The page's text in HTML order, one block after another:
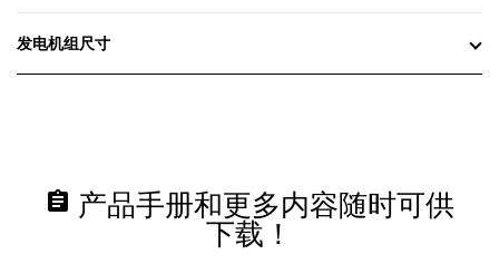
发电机组尺寸
assignment 产品手册和更多内容随时可供
下载！